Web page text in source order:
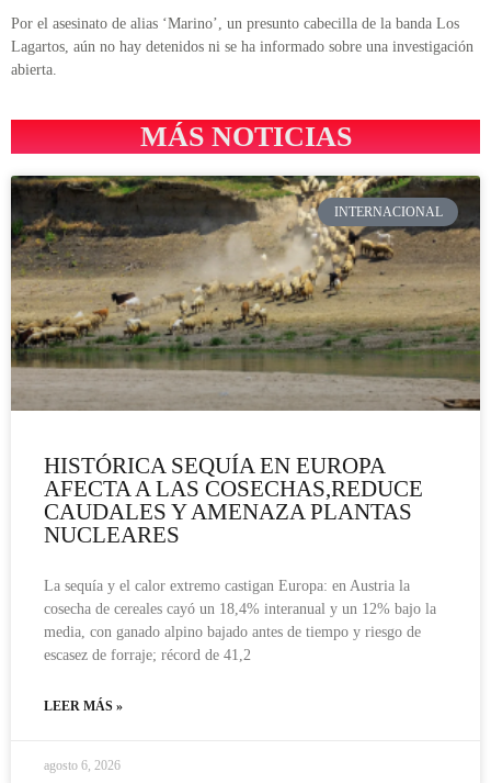
Por el asesinato de alias ‘Marino’, un presunto cabecilla de la banda Los
Lagartos, aún no hay detenidos ni se ha informado sobre una investigación
abierta.
MÁS NOTICIAS
INTERNACIONAL
HISTÓRICA SEQUÍA EN EUROPA
AFECTA A LAS COSECHAS,REDUCE
CAUDALES Y AMENAZA PLANTAS
NUCLEARES
La sequía y el calor extremo castigan Europa: en Austria la
cosecha de cereales cayó un 18,4% interanual y un 12% bajo la
media, con ganado alpino bajado antes de tiempo y riesgo de
escasez de forraje; récord de 41,2
LEER MÁS »
agosto 6, 2026